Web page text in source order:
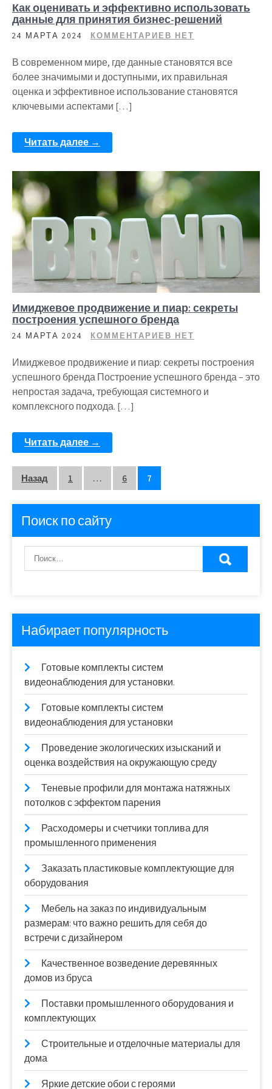
Как оценивать и эффективно использовать
данные для принятия бизнес-решений
24 МАРТА 2024 КОММЕНТАРИЕВ НЕТ
В современном мире, где данные становятся все
более значимыми и доступными, их правильная
оценка и эффективное использование становятся
ключевыми аспектами […]
Читать далее →
Имиджевое продвижение и пиар: секреты
построения успешного бренда
24 МАРТА 2024 КОММЕНТАРИЕВ НЕТ
Имиджевое продвижение и пиар: секреты построения
успешного бренда Построение успешного бренда – это
непростая задача, требующая системного и
комплексного подхода. […]
Читать далее →
Пагинация
записей
Назад 1 … 6 7
Поиск по сайту
Набирает популярность
Готовые комплекты систем
видеонаблюдения для установки.
Готовые комплекты систем
видеонаблюдения для установки
Проведение экологических изысканий и
оценка воздействия на окружающую среду
Теневые профили для монтажа натяжных
потолков с эффектом парения
Расходомеры и счетчики топлива для
промышленного применения
Заказать пластиковые комплектующие для
оборудования
Мебель на заказ по индивидуальным
размерам: что важно решить для себя до
встречи с дизайнером
Качественное возведение деревянных
домов из бруса
Поставки промышленного оборудования и
комплектующих
Строительные и отделочные материалы для
дома
Яркие детские обои с героями